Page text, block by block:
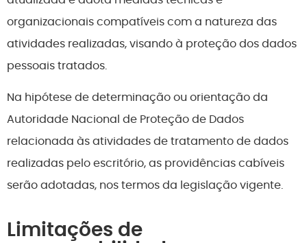
organizacionais compatíveis com a natureza das
atividades realizadas, visando à proteção dos dados
pessoais tratados.
Na hipótese de determinação ou orientação da
Autoridade Nacional de Proteção de Dados
relacionada às atividades de tratamento de dados
realizadas pelo escritório, as providências cabíveis
serão adotadas, nos termos da legislação vigente.
Limitações de